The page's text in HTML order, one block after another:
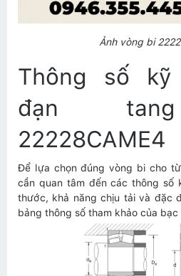
Ảnh vòng bi
Thông số
đạn
22228CAME4
Để lựa chọn đúng vòng bi cho
cần quan tâm đến các thông số
thước, khả năng chịu tải và đặc
bảng thông số tham khảo của bạc